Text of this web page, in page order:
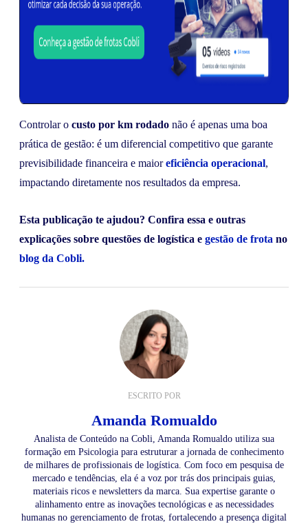
Controlar o custo por km rodado não é apenas uma boa
prática de gestão: é um diferencial competitivo que garante
previsibilidade financeira e maioreficiência operacional,
impactando diretamente nos resultados da empresa.
Esta publicação te ajudou? Confira essa e outras
explicações sobre questões de logística e gestão de frota no
blog da Cobli.
ESCRITO POR
Amanda Romualdo
Analista de Conteúdo na Cobli, Amanda Romualdo utiliza sua
formação em Psicologia para estruturar a jornada de conhecimento
de milhares de profissionais de logística. Com foco em pesquisa de
mercado e tendências, ela é a voz por trás dos principais guias,
materiais ricos e newsletters da marca. Sua expertise garante o
alinhamento entre as inovações tecnológicas e as necessidades
humanas no gerenciamento de frotas, fortalecendo a presença digital